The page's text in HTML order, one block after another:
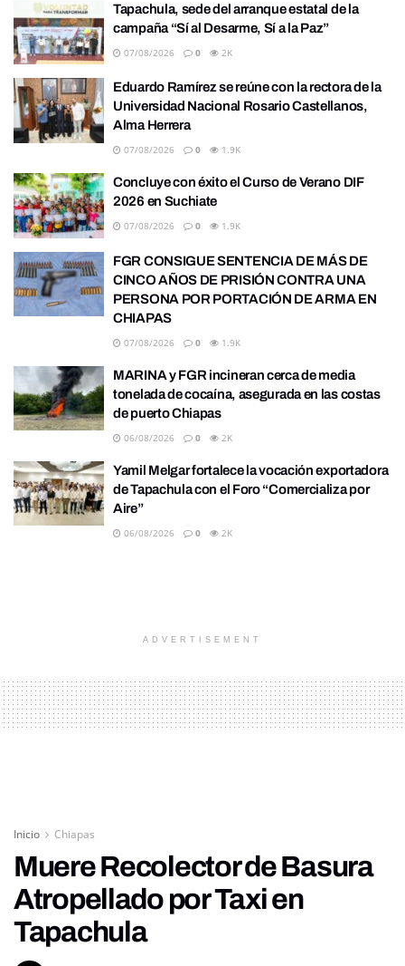
Tapachula, sede del arranque estatal de la
campaña “Sí al Desarme, Sí a la Paz”
07/08/2026 0 2K
Eduardo Ramírez se reúne con la rectora de la
Universidad Nacional Rosario Castellanos,
Alma Herrera
07/08/2026 0 1.9K
Concluye con éxito el Curso de Verano DIF
2026 en Suchiate
07/08/2026 0 1.9K
FGR CONSIGUE SENTENCIA DE MÁS DE
CINCO AÑOS DE PRISIÓN CONTRA UNA
PERSONA POR PORTACIÓN DE ARMA EN
CHIAPAS
07/08/2026 0 1.9K
MARINA y FGR incineran cerca de media
tonelada de cocaína, asegurada en las costas
de puerto Chiapas
06/08/2026 0 2K
Yamil Melgar fortalece la vocación exportadora
de Tapachula con el Foro “Comercializa por
Aire”
06/08/2026 0 2K
ADVERTISEMENT
Inicio Chiapas
Muere Recolector de Basura
Atropellado por Taxi en
Tapachula